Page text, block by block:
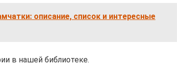
описание, список и интересные
в нашей библиотеке.